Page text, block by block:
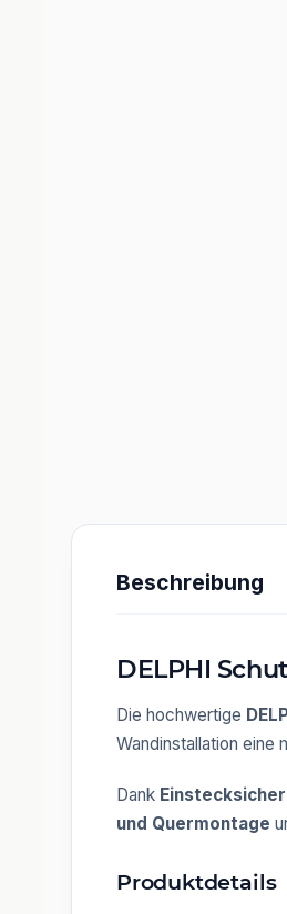
Beschreibung
DELPHI
Die hochwertige
Wandinstallation eine
Dank
und Quermontage
Produktdetails